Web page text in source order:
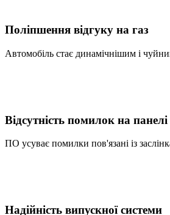
Поліпшення відгуку на газ
Автомобіль стає динамічнішим і
Відсутність помилок на панелі
ПО усуває помилки пов'язані із
Надійність випускної системи